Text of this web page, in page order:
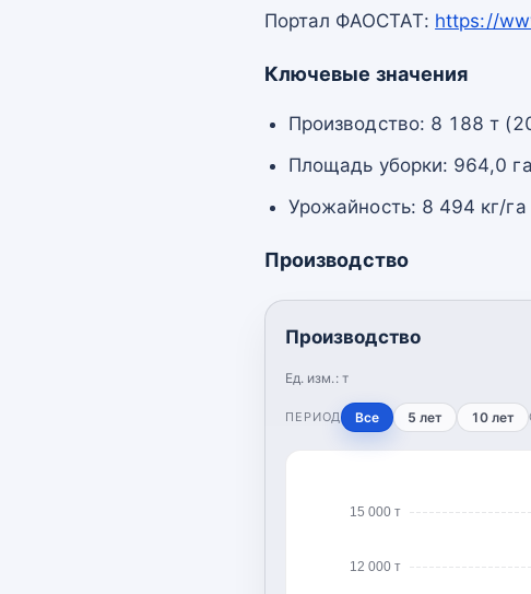
Портал ФАОСТАТ: https://
Ключевые значения
Производство: 8 188 т
Площадь уборки: 964,0
Урожайность: 8 494 кг/
Производство
Производство
Ед. изм.: т
ПЕРИОД Все 5 лет 10 лет
12 000 т
15 000 т